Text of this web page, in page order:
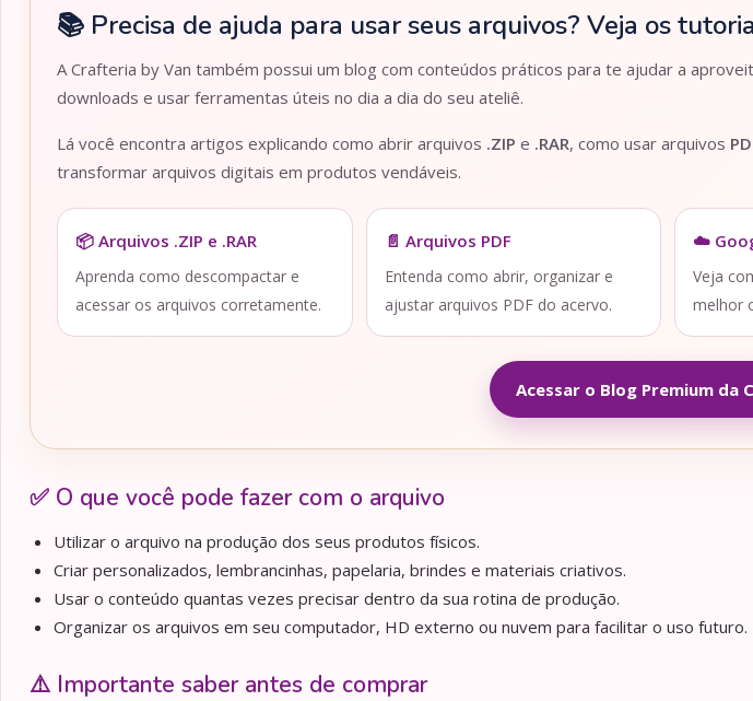
📚 Precisa de ajuda para usar seus arquivos? Veja os
A Crafteria by Van também possui um blog com conteúdos práticos para te ajudar a
downloads e usar ferramentas úteis no dia a dia do seu ateliê.
Lá você encontra artigos explicando como abrir arquivos .ZIP e .RAR, como usar arquivos
transformar arquivos digitais em produtos vendáveis.
📦 Arquivos .ZIP e .RAR
Aprenda como descompactar e
acessar os arquivos corretamente.
📄 Arquivos PDF
Entenda como abrir, organizar e
ajustar arquivos PDF do acervo.
☁️
Veja
melhor
Acessar o Blog Premium da
✅ O que você pode fazer com o arquivo
Utilizar o arquivo na produção dos seus produtos físicos.
Criar personalizados, lembrancinhas, papelaria, brindes e materiais criativos.
Usar o conteúdo quantas vezes precisar dentro da sua rotina de produção.
Organizar os arquivos em seu computador, HD externo ou nuvem para facilitar o uso futuro.
⚠️ Importante saber antes de comprar